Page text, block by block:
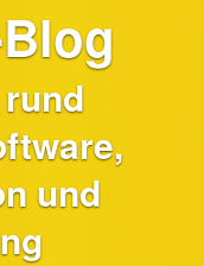
und